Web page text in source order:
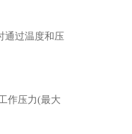
过温度和压
作压力(最大